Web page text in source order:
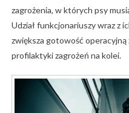
zagrożenia, wktórych psy
Udział funkcjonariuszywrazz
zwiększa gotowość operacyjną
profilaktykizagrożeń na kolei.